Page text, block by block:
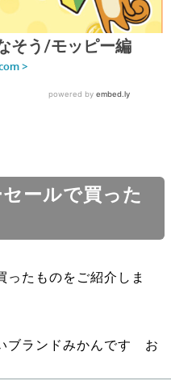
ールで買った
たものをご紹介しま
ブランドみかんです お